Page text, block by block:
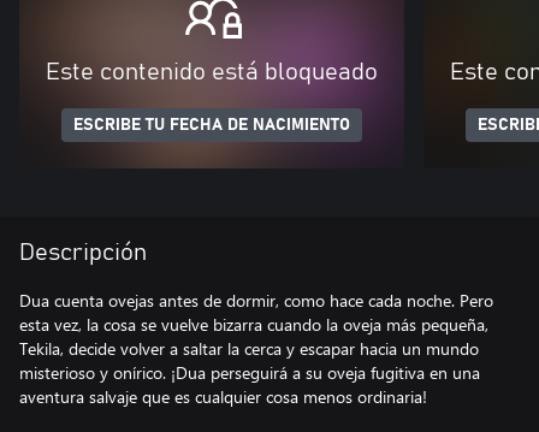
Este contenido está bloqueado
ESCRIBE TU FECHA DE NACIMIENTO
Este
Descripción
Dua cuenta ovejas antes de dormir, como hace cada noche. Pero
esta vez, la cosa se vuelve bizarra cuando la oveja más pequeña,
Tekila, decide volver a saltar la cerca y escapar hacia un mundo
misterioso y onírico. ¡Dua perseguirá a su oveja fugitiva en una
aventura salvaje que es cualquier cosa menos ordinaria!